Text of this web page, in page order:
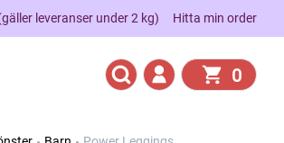
leveranser under 2 kg) Hitta min order
0